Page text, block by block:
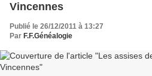
Vincennes
Publié le 26/12/2011 à 13:27
Par F.F.Généalogie